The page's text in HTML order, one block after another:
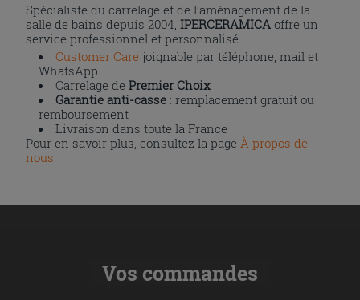
Spécialiste du carrelage et de l’aménagement de la
salle de bains depuis 2004,IPERCERAMICA offre un
service professionnel et personnalisé :
Customer Care joignable par téléphone, mail et
WhatsApp
Carrelage dePremier Choix
Garantie anti-casse : remplacement gratuit ou
remboursement
Livraison dans toute la France
Pour en savoir plus, consultez la page À propos de
nous
Vos commandes